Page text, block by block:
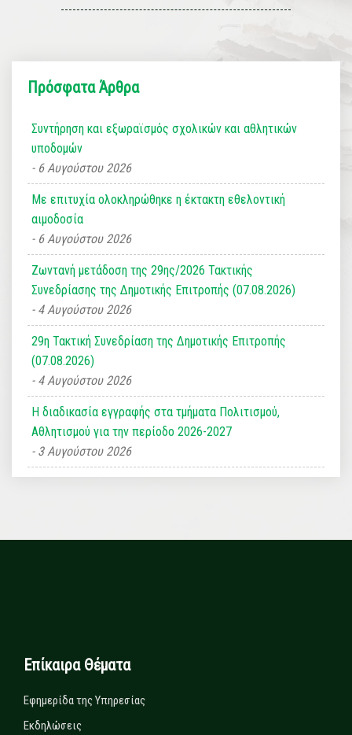
Πρόσφατα Άρθρα
Συντήρηση και εξωραϊσμός σχολικών και αθλητικών
υποδομών
6 Αυγούστου 2026
Με επιτυχία ολοκληρώθηκε η έκτακτη εθελοντική
αιμοδοσία
6 Αυγούστου 2026
Ζωντανή μετάδοση της 29ης/2026 Τακτικής
Συνεδρίασης της Δημοτικής Επιτροπής (07.08.2026)
4 Αυγούστου 2026
29η Τακτική Συνεδρίαση της Δημοτικής Επιτροπής
(07.08.2026)
4 Αυγούστου 2026
Η διαδικασία εγγραφής στα τμήματα Πολιτισμού,
Αθλητισμού για την περίοδο 2026-2027
3 Αυγούστου 2026
Επίκαιρα Θέματα
Εφημερίδα της Υπηρεσίας
Εκδηλώσεις